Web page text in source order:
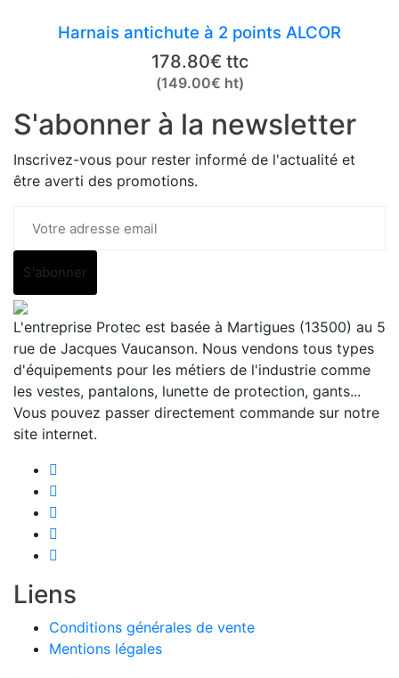
Harnais antichute à 2 points ALCOR
178.80€ ttc
(149.00€ ht)
S'abonner à la newsletter
Inscrivez-vous pour rester informé de l'actualité et
être averti des promotions.
L'entreprise Protec est basée à Martigues (13500) au 5
rue de Jacques Vaucanson. Nous vendons tous types
d'équipements pour les métiers de l'industrie comme
les vestes, pantalons, lunette de protection, gants...
Vous pouvez passer directement commande sur notre
site internet.
Liens
Conditions générales de vente
Mentions légales